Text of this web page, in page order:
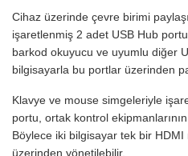
Cihaz üzerinde çevre birimi
işaretlenmiş 2 adet USB Hub
barkod okuyucu ve uyumlu diğer
bilgisayarla bu portlar üzerinden
Klavye ve mouse simgeleriyle
portu, ortak kontrol
Böylece iki bilgisayar tek bir
üzerinden yönetilebilir.